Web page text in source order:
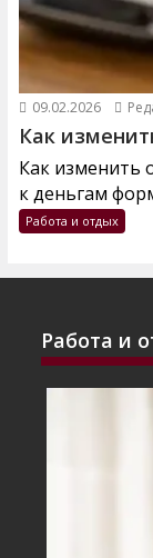
09.02.2026
Как
Как изменить
к деньгам
Работа и отдых
Работа и